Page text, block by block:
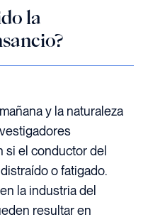
la
y la naturaleza
si el conductor del
o fatigado.
la industria del
resultar en